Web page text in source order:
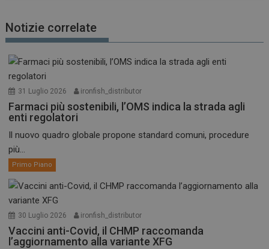
Notizie correlate
31 Luglio 2026 ironfish_distributor
Farmaci più sostenibili, l’OMS indica la strada agli
enti regolatori
Il nuovo quadro globale propone standard comuni, procedure
più...
Primo Piano
30 Luglio 2026 ironfish_distributor
Vaccini anti-Covid, il CHMP raccomanda
l’aggiornamento alla variante XFG